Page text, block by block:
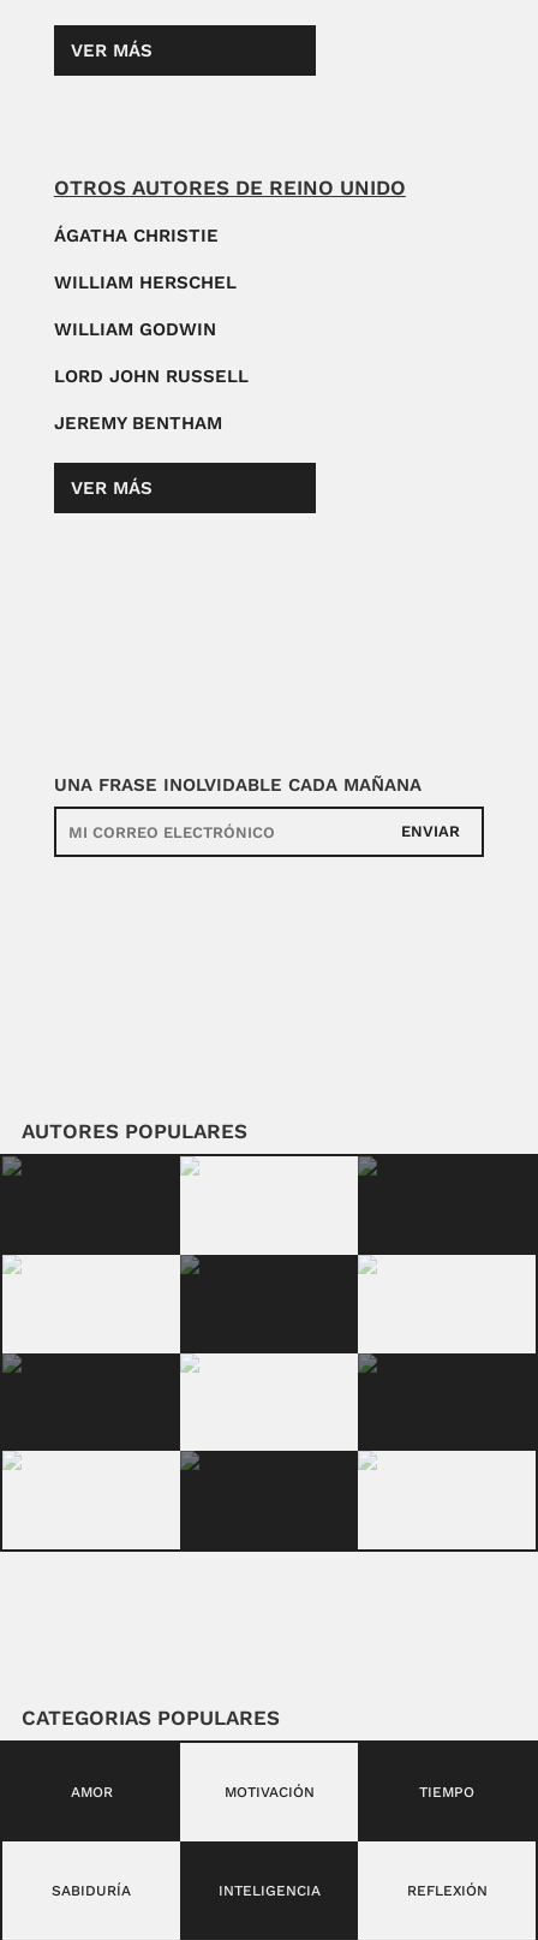
VER MÁS
OTROS AUTORES DE REINO UNIDO
ÁGATHA CHRISTIE
WILLIAM HERSCHEL
WILLIAM GODWIN
LORD JOHN RUSSELL
JEREMY BENTHAM
VER MÁS
UNA FRASE INOLVIDABLE CADA MAÑANA
ENVIAR
AUTORES POPULARES
CATEGORIAS POPULARES
AMOR MOTIVACIÓN TIEMPO
SABIDURÍA INTELIGENCIA REFLEXIÓN